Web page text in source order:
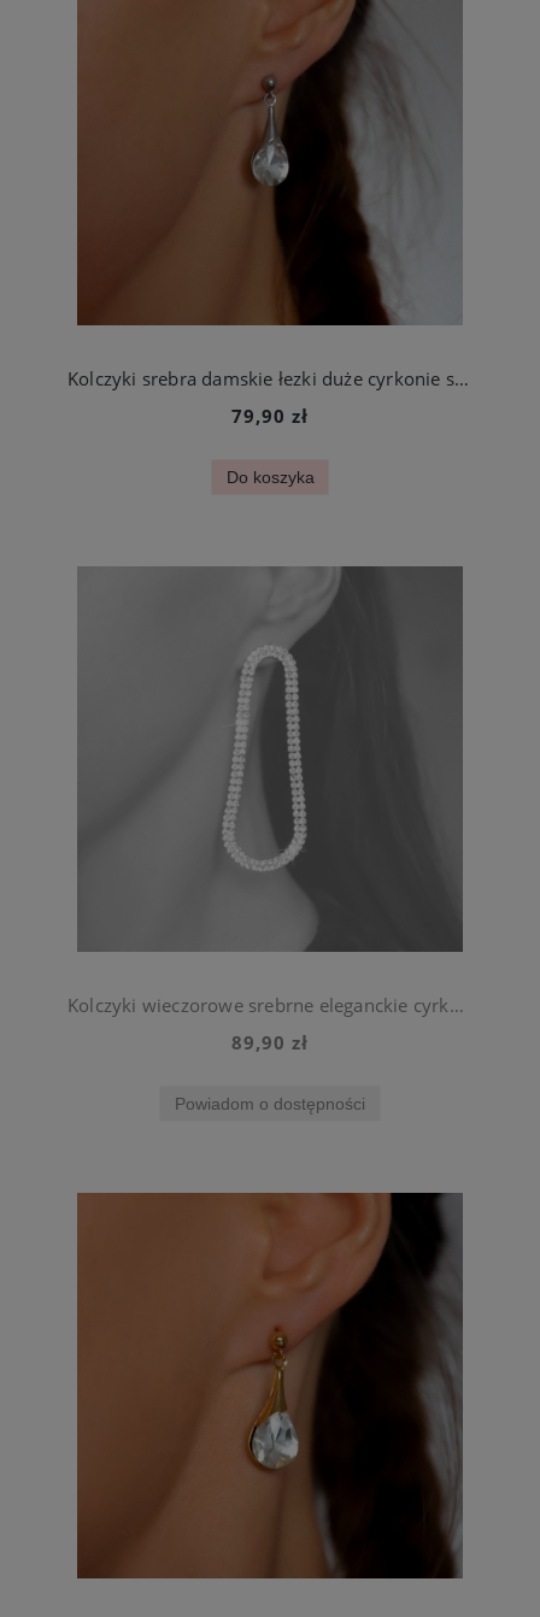
Kolczyki srebra damskie łezki duże cyrkonie stal jubilerska
79,90 zł
Do koszyka
Kolczyki wieczorowe srebrne eleganckie cyrkonie wiszące ślubne
89,90 zł
Powiadom o dostępności